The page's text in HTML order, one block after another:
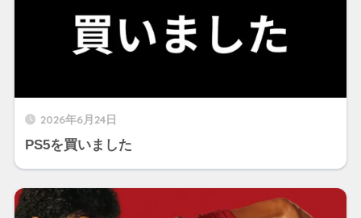
2026年6月24日
PS5を買いました